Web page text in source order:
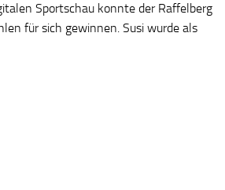
Sportschau konnte der Raffelberg
für sich gewinnen. Susi wurde als